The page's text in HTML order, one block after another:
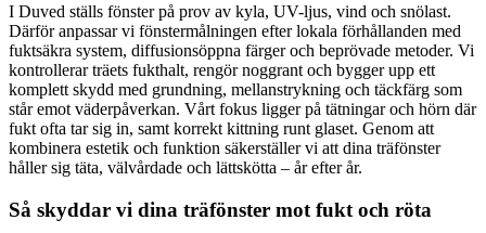
I Duved ställs fönster på prov av kyla, UV-ljus, vind och snölast.
Därför anpassar vi fönstermålningen efter lokala förhållanden med
fuktsäkra system, diffusionsöppna färger och beprövade metoder. Vi
kontrollerar träets fukthalt, rengör noggrant och bygger upp ett
komplett skydd med grundning, mellanstrykning och täckfärg som
står emot väderpåverkan. Vårt fokus ligger på tätningar och hörn där
fukt ofta tar sig in, samt korrekt kittning runt glaset. Genom att
kombinera estetik och funktion säkerställer vi att dina träfönster
håller sig täta, välvårdade och lättskötta – år efter år.
Så skyddar vi dina träfönster mot fukt och röta